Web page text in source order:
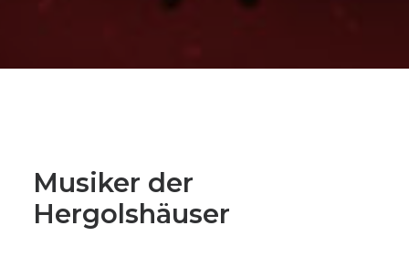
Musiker der
Hergolshäuser